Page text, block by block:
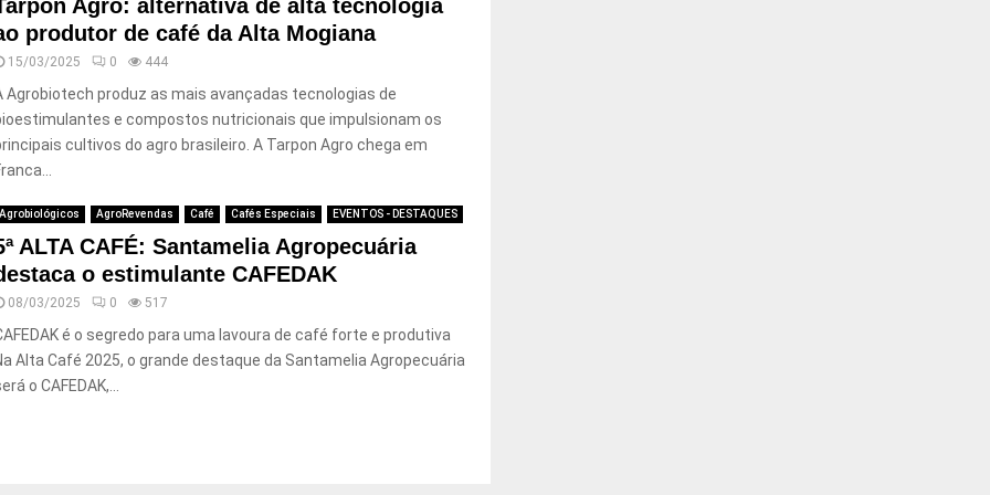
Agro: alternativa de alta tecnologia
produtor de café da Alta Mogiana
15/03/2025 0 444
Agrobiotech produz as mais avançadas tecnologias de
e compostos nutricionais que impulsionam os
cultivos do agro brasileiro. A Tarpon Agro chega em
Agrobiológicos AgroRevendas Café Cafés Especiais EVENTOS - DESTAQUES
ALTA CAFÉ: Santamelia Agropecuária
o estimulante CAFEDAK
08/03/2025 0 517
é o segredo para uma lavoura de café forte e produtiva
Alta Café 2025, o grande destaque da Santamelia Agropecuária
o CAFEDAK,...